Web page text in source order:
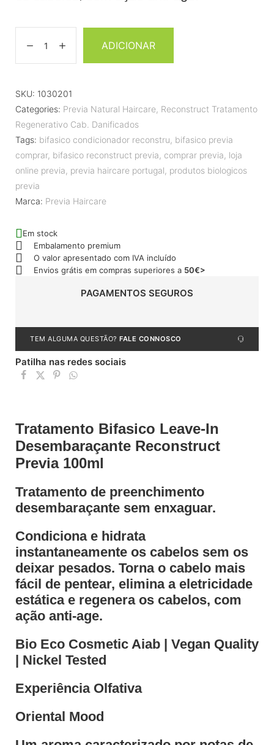
ADICIONAR
SKU: 1030201
Categories: Previa Natural Haircare, Reconstruct Tratamento
Regenerativo Cab. Danificados
Tags: bifasico condicionador reconstru, bifasico previa
comprar, bifasico reconstruct previa, comprar previa, loja
online previa, previa haircare portugal, produtos biologicos
previa
Marca: Previa Haircare
Em stock
Embalamento premium
O valor apresentado com IVA incluído
Envios grátis em compras superiores a 50€>
PAGAMENTOS SEGUROS
TEM ALGUMA QUESTÃO? FALE CONNOSCO
Patilha nas redes sociais
Tratamento Bifasico Leave-In
Desembaraçante Reconstruct
Previa 100ml
Tratamento de preenchimento
desembaraçante sem enxaguar.
Condiciona e hidrata
instantaneamente os cabelos sem os
deixar pesados. Torna o cabelo mais
fácil de pentear, elimina a eletricidade
estática e regenera os cabelos, com
ação anti-age.
Bio Eco Cosmetic Aiab | Vegan Quality
| Nickel Tested
Experiência Olfativa
Oriental Mood